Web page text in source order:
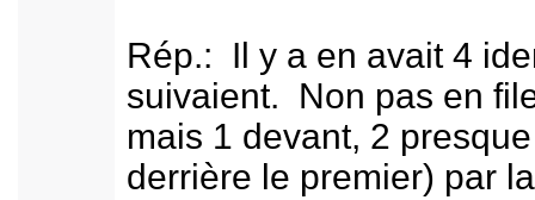
Rép.: Il y a en avait 4
suivaient. Non pas en
mais 1 devant, 2
derrière le premier) par